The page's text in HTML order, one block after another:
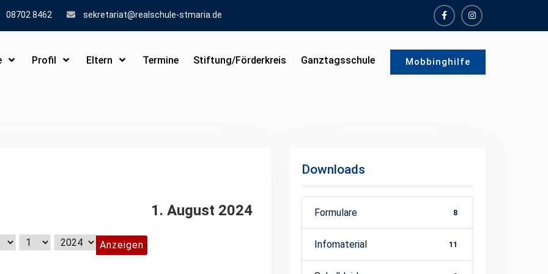
08702 8462 sekretariat@realschule-stmaria.de
facebookinstagram
Profil Eltern Termine Stiftung/Förderkreis Ganztagsschule Mobbinghilfe
1. August 2024
Downloads
Formulare 8
Infomaterial 11